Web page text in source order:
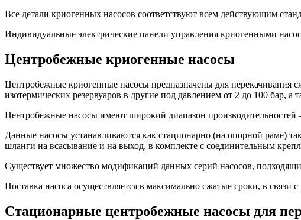
Все детали криогенных насосов соответствуют всем действующим
Индивидуальные электрические панели управления криогенными
Центробежные криогенные насосы
Центробежные криогенные насосы предназначены для перекачивания
изотермических резервуаров в другие под давлением от 2 до 100 бар,
Центробежные насосы имеют широкий диапазон производительностей
Данные насосы устанавливаются как стационарно (на опорной раме)
шланги на всасывание и на выход, в комплекте с соединительным
Существует множество модификаций данных серий насосов,
Поставка насоса осуществляется в максимально сжатые сроки, в
Стационарные центробежные насосы для